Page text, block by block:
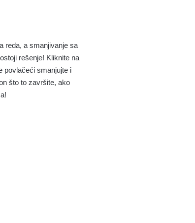
reda, a smanjivanje sa
rešenje! Kliknite na
povlačeći smanjujte i
što to završite, ako